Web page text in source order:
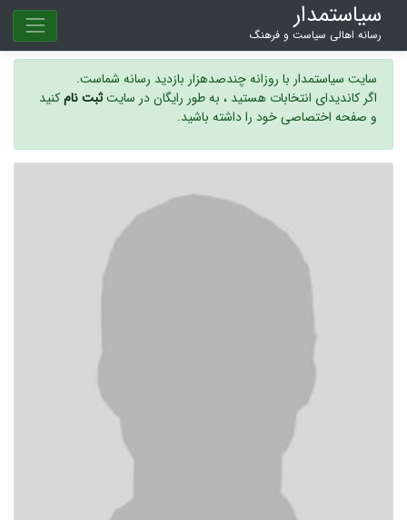
سیاستمدار
رسانه اهالی سیاست و فرهنگ
سایت سیاستمدار با روزانه چندصدهزار بازدید رسانه شماست.
اگر کاندیدای انتخابات هستید ، به طور رایگان در سایتثبت نامکنید
و صفحه اختصاصی خود را داشته باشید.